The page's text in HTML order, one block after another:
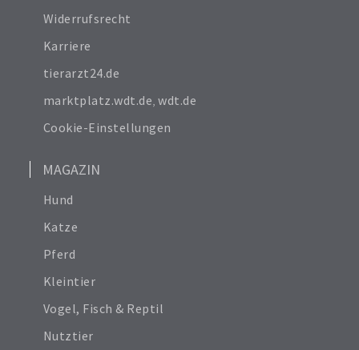
Datenschutzerklärung
Widerrufsrecht
Karriere
tierarzt24.de
marktplatz.wdt.de,wdt.de
MAGAZIN
Hund
Katze
Pferd
Kleintier
Vogel, Fisch & Reptil